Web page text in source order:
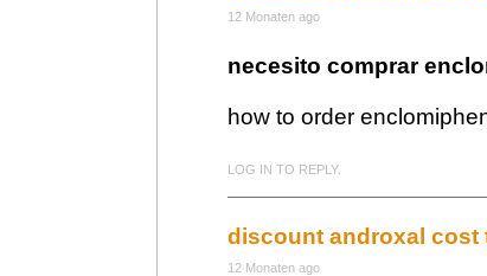
12 Monaten ago
necesito comprar
how to order
LOG IN TO REPLY.
discount androxal cost
12 Monaten ago